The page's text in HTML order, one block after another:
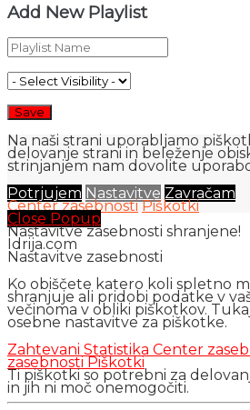
Add New Playlist
Na naši strani uporabljamo
delovanje strani in beleženje
strinjanjem nam dovolite
Potrjujem Nastavitve Zavračam
Center zasebnosti Piškotki
Close Popup
Nastavitve zasebnosti shranjene!
Idrija.com
Nastavitve zasebnosti
Ko obiščete katero koli spletno
shranjuje ali pridobi podatke v
večinoma v obliki piškotkov.
osebne nastavitve za piškotke.
Zahtevani Statistika Center
zasebnostiPiškotki
Ti piškotki so potrebni za
in jih ni moč onemogočiti.